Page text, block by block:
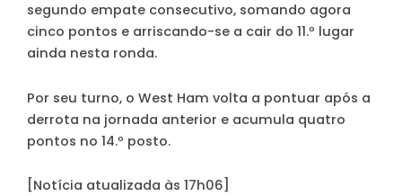
segundo empate consecutivo, somando agora
cinco pontos e arriscando-se a cair do 11.º lugar
ainda nesta ronda.
Por seu turno, o West Ham volta a pontuar após a
derrota na jornada anterior e acumula quatro
pontos no 14.º posto.
[Notícia atualizada às 17h06]